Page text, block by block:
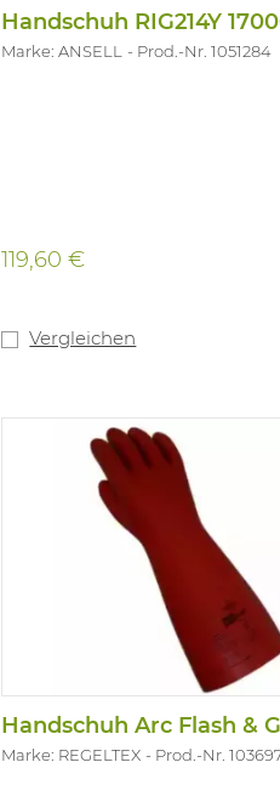
Marke: ANSELL Prod.-Nr. 1051284
119,60 €
Vergleichen
Marke: REGELTEX Prod.-Nr.